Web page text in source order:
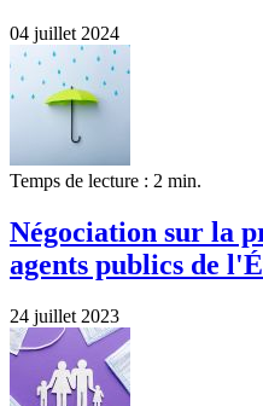
04 juillet 2024
Temps de lecture : 2 min.
Négociation sur la
agents publics de
24 juillet 2023